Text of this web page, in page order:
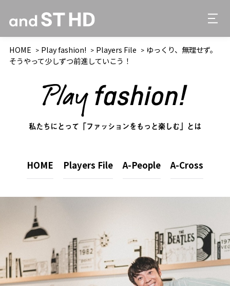
HOME Play fashion! Players File
ゆっくり、無理せず。
そうやって少しずつ前進していこう！
私たちにとって「ファッションをもっと楽しむ」とは
HOME Players File A-People A-Cross